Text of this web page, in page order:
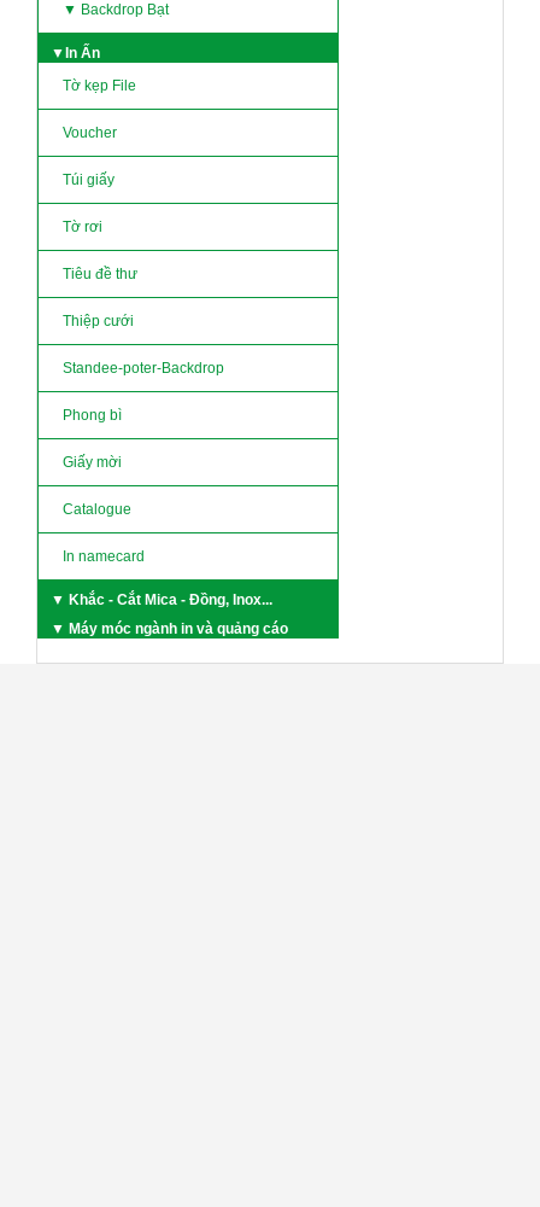
▼ Backdrop Bạt
▼In Ấn
Tờ kẹp File
Voucher
Túi giấy
Tờ rơi
Tiêu đề thư
Thiệp cưới
Standee-poter-Backdrop
Phong bì
Giấy mời
Catalogue
In namecard
▼ Khắc - Cắt Mica - Đồng, Inox...
▼ Máy móc ngành in và quảng cáo